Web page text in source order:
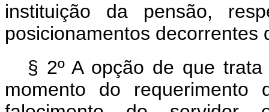
instituição da pensão,
posicionamentos decorrentes
§ 2º A opção de que
momento do